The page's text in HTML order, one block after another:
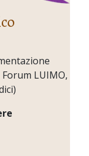
LUIMO,